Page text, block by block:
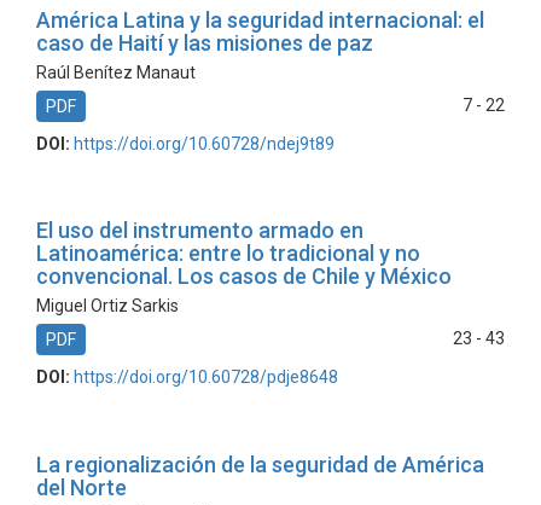
América Latina y la seguridad internacional: el
caso de Haití y las misiones de paz
Raúl Benítez Manaut
7 - 22
PDF
DOI: https://doi.org/10.60728/ndej9t89
El uso del instrumento armado en
Latinoamérica: entre lo tradicional y no
convencional. Los casos de Chile y México
Miguel Ortiz Sarkis
23 - 43
PDF
DOI: https://doi.org/10.60728/pdje8648
La regionalización de la seguridad de América
del Norte